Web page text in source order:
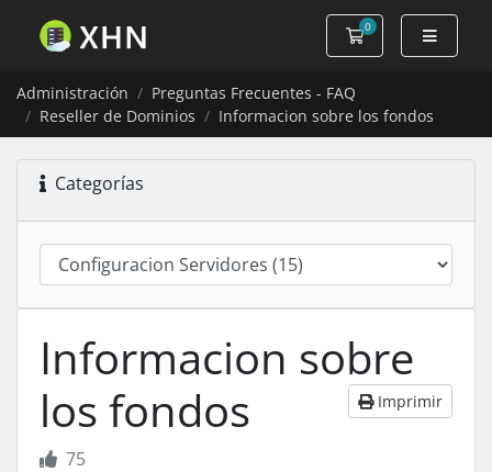
0
Carro de Pedidos
Administración
Preguntas Frecuentes - FAQ
Reseller de Dominios
Informacion sobre los fondos
Categorías
Informacion sobre
los fondos
Imprimir
75